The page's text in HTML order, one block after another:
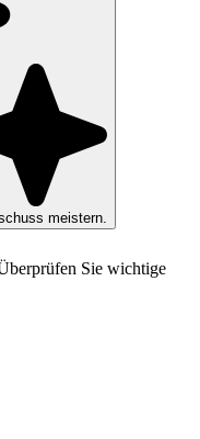
meistern.
Sie wichtige